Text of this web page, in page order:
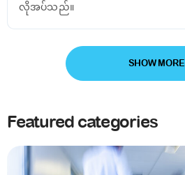
Featured categories
လိုအပ်သည်။
SHOW MORE